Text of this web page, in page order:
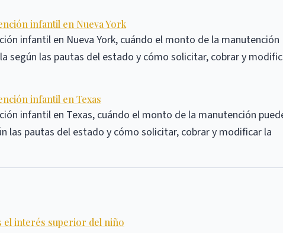
infantil en Nueva York
infantil en Nueva York, cuándo el monto de la manutención
según las pautas del estado y cómo solicitar, cobrar y
infantil en Texas
infantil en Texas, cuándo el monto de la manutención
las pautas del estado y cómo solicitar, cobrar y modificar la
el interés superior del niño